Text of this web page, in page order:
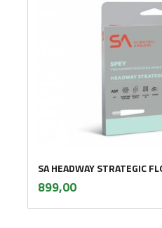
SA HEADWAY STRATEGIC
Pris
899,00mva.